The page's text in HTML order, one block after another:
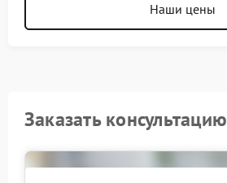
Наши цены
Заказать консультацию